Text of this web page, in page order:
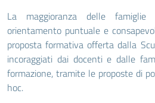
La maggioranza delle
orientamento puntuale e
proposta formativa offerta dalla
incoraggiati dai docenti e dalle
formazione, tramite le proposte di
hoc.